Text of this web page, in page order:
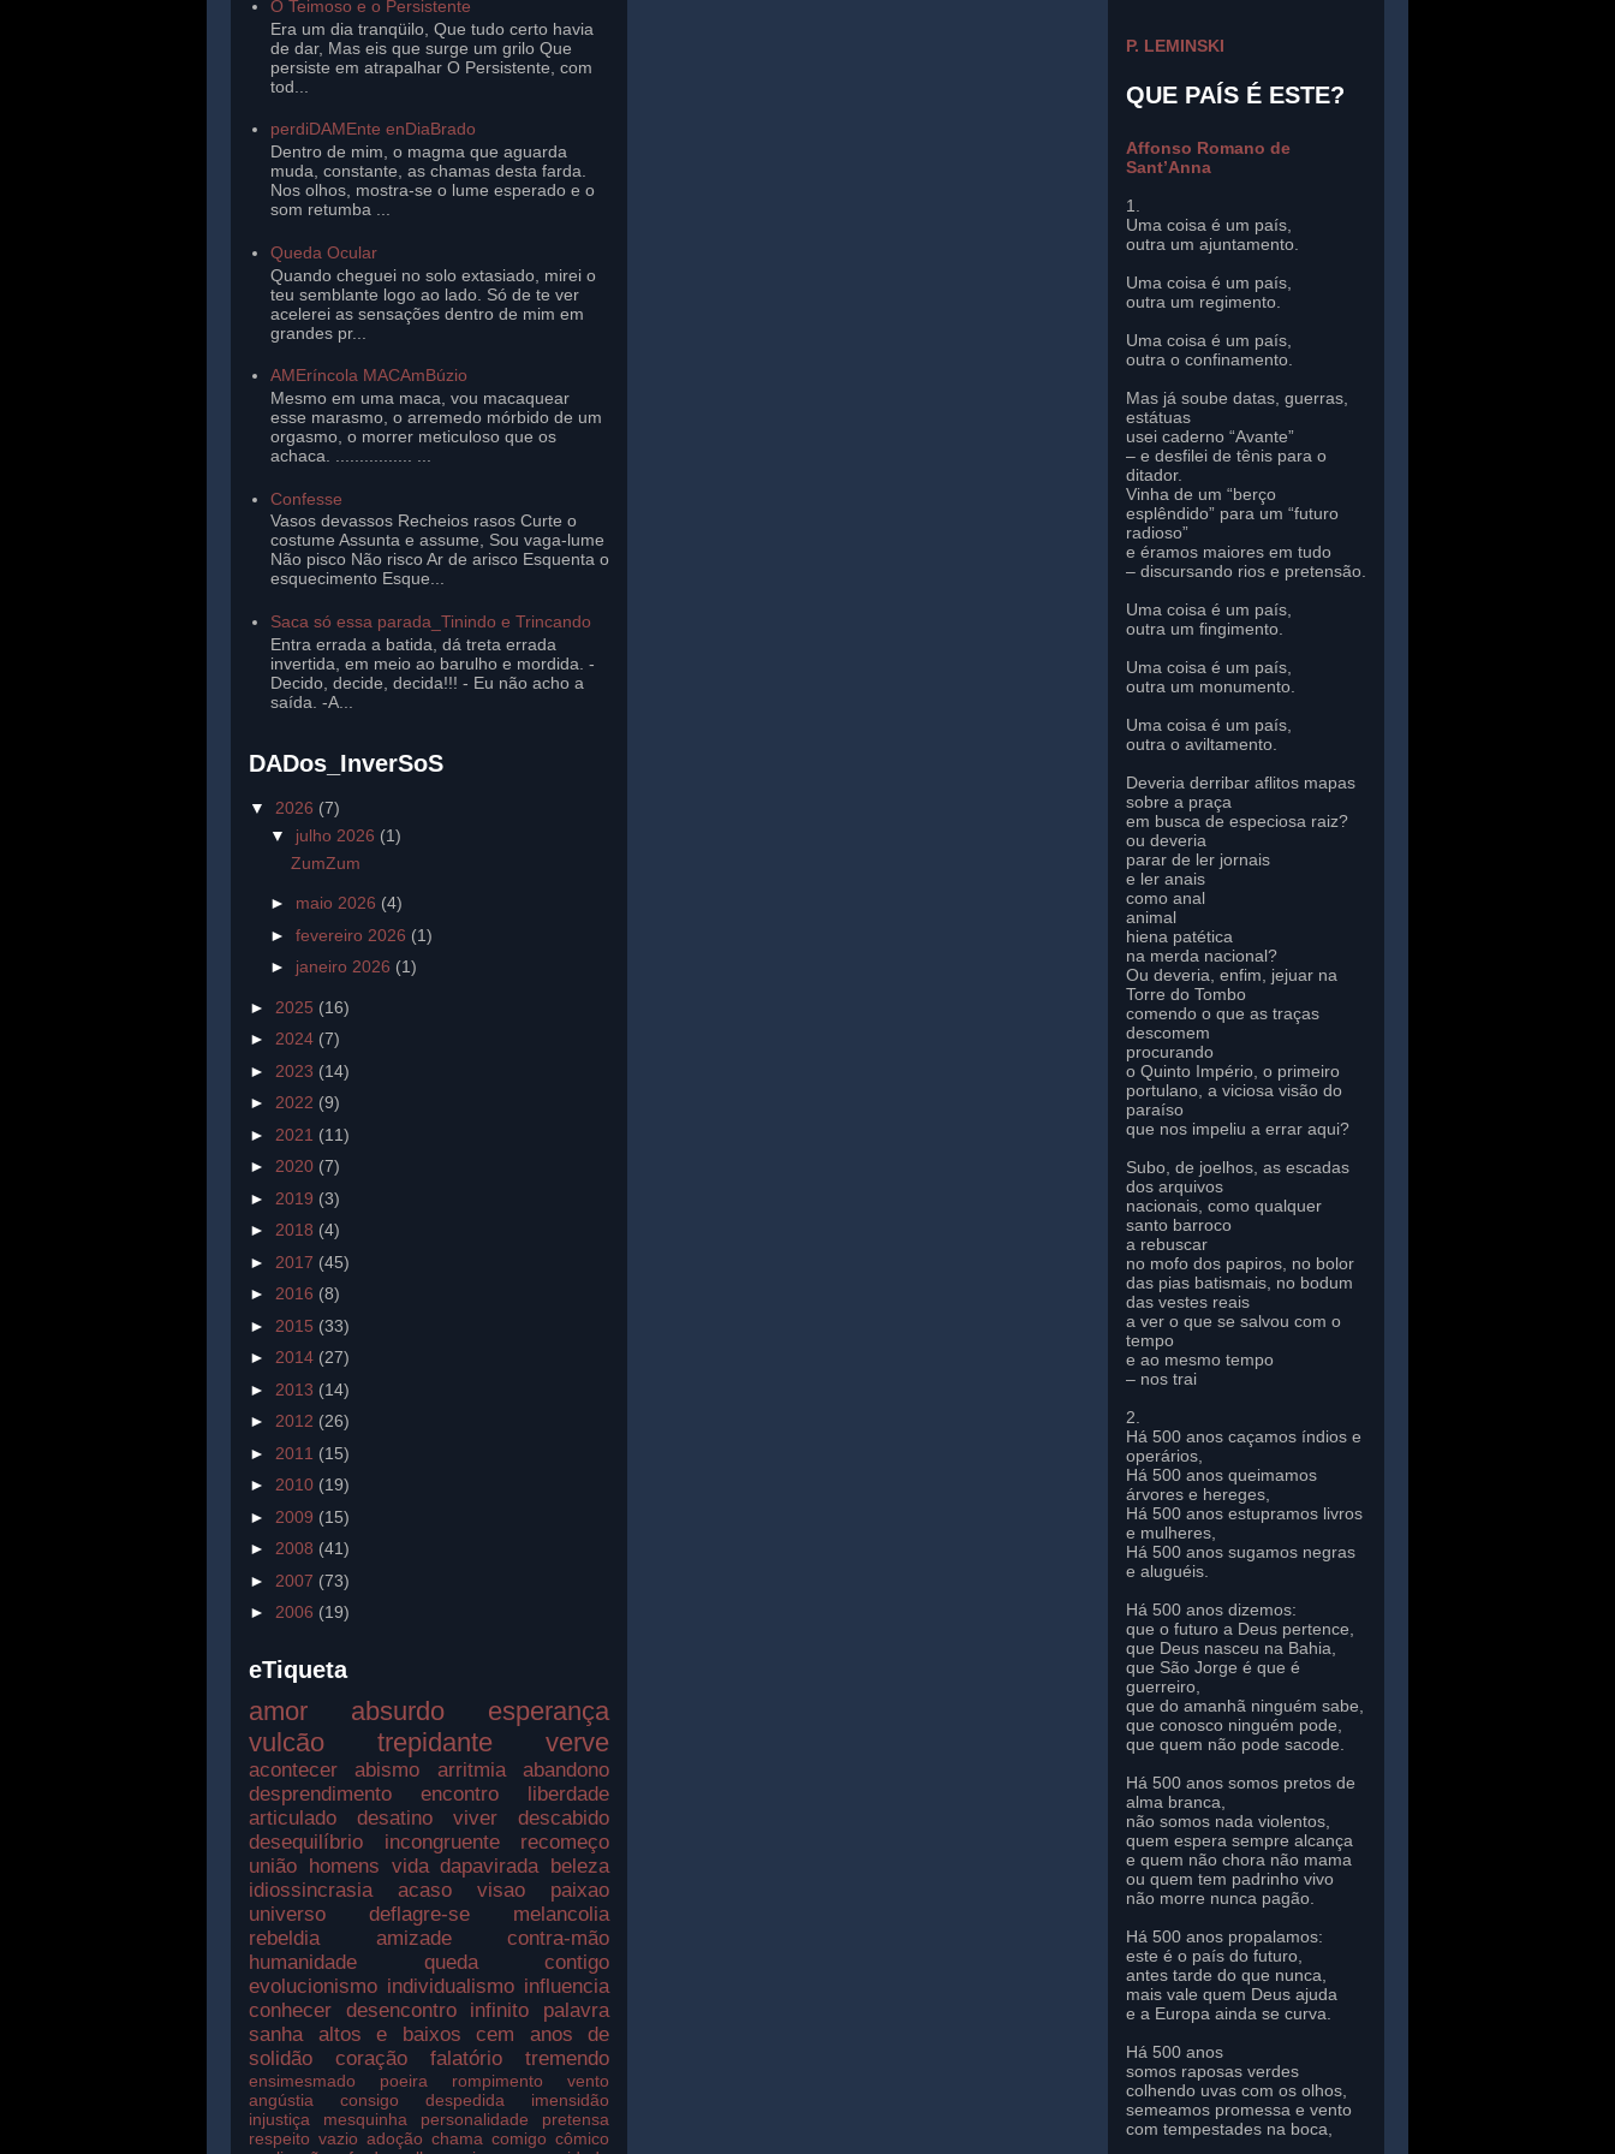
O Teimoso e o Persistente
Era um dia tranqüilo, Que tudo certo havia
de dar, Mas eis que surge um grilo Que
persiste em atrapalhar O Persistente, com
tod...
perdiDAMEnte enDiaBrado
Dentro de mim, o magma que aguarda
muda, constante, as chamas desta farda.
Nos olhos, mostra-se o lume esperado e o
som retumba ...
Queda Ocular
Quando cheguei no solo extasiado, mirei o
teu semblante logo ao lado. Só de te ver
acelerei as sensações dentro de mim em
grandes pr...
AMEríncola MACAmBúzio
Mesmo em uma maca, vou macaquear
esse marasmo, o arremedo mórbido de um
orgasmo, o morrer meticuloso que os
achaca. ................ ...
Confesse
Vasos devassos Recheios rasos Curte o
costume Assunta e assume, Sou vaga-lume
Não pisco Não risco Ar de arisco Esquenta o
esquecimento Esque...
Saca só essa parada_Tinindo e Trincando
Entra errada a batida, dá treta errada
invertida, em meio ao barulho e mordida. -
Decido, decide, decida!!! - Eu não acho a
saída. -A...
DADos_InverSoS
▼ 2026 (7)
▼ julho 2026 (1)
ZumZum
► maio 2026 (4)
► fevereiro 2026 (1)
► janeiro 2026 (1)
► 2025 (16)
► 2024 (7)
► 2023 (14)
► 2022 (9)
► 2021 (11)
► 2020 (7)
► 2019 (3)
► 2018 (4)
► 2017 (45)
► 2016 (8)
► 2015 (33)
► 2014 (27)
► 2013 (14)
► 2012 (26)
► 2011 (15)
► 2010 (19)
► 2009 (15)
► 2008 (41)
► 2007 (73)
► 2006 (19)
eTiqueta
amor absurdo
esperança
vulcão
trepidante verve
acontecer abismo arritmia
abandono
desprendimento
encontro
liberdade
articulado
desatino viver
descabido
desequilíbrio
incongruente
recomeço
união homens vida dapavirada beleza
idiossincrasia
acaso visao
paixao
universo
deflagre-se
melancolia
rebeldia
amizade
contra-mão
humanidade
queda
contigo
evolucionismo individualismo influencia
conhecer
desencontro infinito
palavra
sanha
altos e baixos
cem anos de
solidão
coração falatório tremendo
ensimesmado poeira rompimento
vento
angústia
consigo despedida
imensidão
injustiça
mesquinha personalidade
pretensa
respeito vazio adoção chama comigo cômico
P. LEMINSKI
QUE PAÍS É ESTE?
Affonso Romano de
Sant’Anna
1.
Uma coisa é um país,
outra um ajuntamento.
Uma coisa é um país,
outra um regimento.
Uma coisa é um país,
outra o confinamento.
Mas já soube datas, guerras,
estátuas
usei caderno “Avante”
– e desfilei de tênis para o
ditador.
Vinha de um “berço
esplêndido” para um “futuro
radioso”
e éramos maiores em tudo
– discursando rios e pretensão.
Uma coisa é um país,
outra um fingimento.
Uma coisa é um país,
outra um monumento.
Uma coisa é um país,
outra o aviltamento.
Deveria derribar aflitos mapas
sobre a praça
em busca de especiosa raiz?
ou deveria
parar de ler jornais
e ler anais
como anal
animal
hiena patética
na merda nacional?
Ou deveria, enfim, jejuar na
Torre do Tombo
comendo o que as traças
descomem
procurando
o Quinto Império, o primeiro
portulano, a viciosa visão do
paraíso
que nos impeliu a errar aqui?
Subo, de joelhos, as escadas
dos arquivos
nacionais, como qualquer
santo barroco
a rebuscar
no mofo dos papiros, no bolor
das pias batismais, no bodum
das vestes reais
a ver o que se salvou com o
tempo
e ao mesmo tempo
– nos trai
2.
Há 500 anos caçamos índios e
operários,
Há 500 anos queimamos
árvores e hereges,
Há 500 anos estupramos livros
e mulheres,
Há 500 anos sugamos negras
e aluguéis.
Há 500 anos dizemos:
que o futuro a Deus pertence,
que Deus nasceu na Bahia,
que São Jorge é que é
guerreiro,
que do amanhã ninguém sabe,
que conosco ninguém pode,
que quem não pode sacode.
Há 500 anos somos pretos de
alma branca,
não somos nada violentos,
quem espera sempre alcança
e quem não chora não mama
ou quem tem padrinho vivo
não morre nunca pagão.
Há 500 anos propalamos:
este é o país do futuro,
antes tarde do que nunca,
mais vale quem Deus ajuda
e a Europa ainda se curva.
Há 500 anos
somos raposas verdes
colhendo uvas com os olhos,
semeamos promessa e vento
com tempestades na boca,